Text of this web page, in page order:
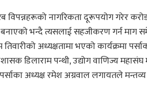
विपन्नहरूको नागरिकता दूरूपयोग गरेर
भन्दै त्यसलाई सहजीकरण गर्न माग
अध्यक्षतामा भएको कार्यक्रमा
डिलाराम पन्थी, उद्योग वाणिज्य
अध्यक्ष रमेश अग्रवाल लगायतले